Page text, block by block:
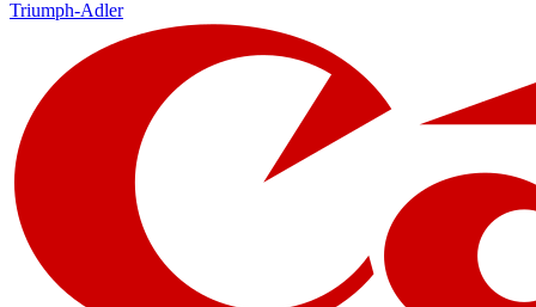
Triumph-Adler